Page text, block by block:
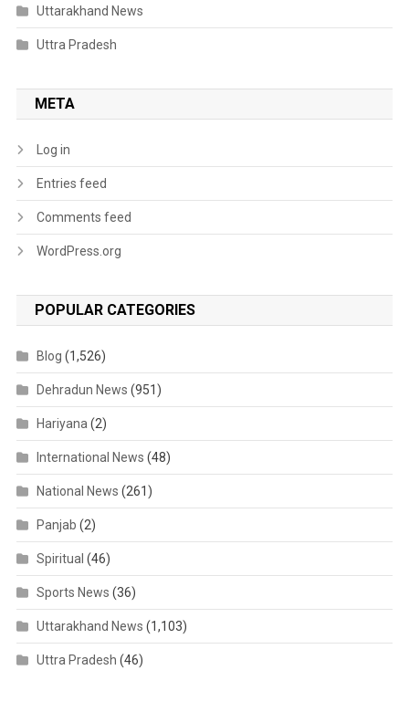
Uttarakhand News
Uttra Pradesh
META
Log in
Entries feed
Comments feed
WordPress.org
POPULAR CATEGORIES
Blog (1,526)
Dehradun News (951)
Hariyana (2)
International News (48)
National News (261)
Panjab (2)
Spiritual (46)
Sports News (36)
Uttarakhand News (1,103)
Uttra Pradesh (46)